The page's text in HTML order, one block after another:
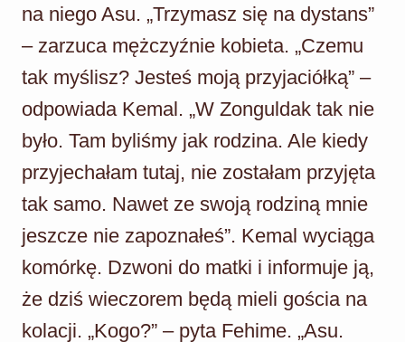
na niego Asu. „Trzymasz się na dystans”
– zarzuca mężczyźnie kobieta. „Czemu
tak myślisz? Jesteś moją przyjaciółką” –
odpowiada Kemal. „W Zonguldak tak nie
było. Tam byliśmy jak rodzina. Ale kiedy
przyjechałam tutaj, nie zostałam przyjęta
tak samo. Nawet ze swoją rodziną mnie
jeszcze nie zapoznałeś”. Kemal wyciąga
komórkę. Dzwoni do matki i informuje ją,
że dziś wieczorem będą mieli gościa na
kolacji. „Kogo?” – pyta Fehime. „Asu.